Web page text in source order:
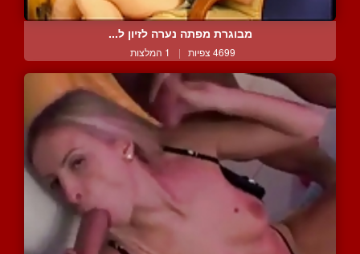
מבוגרת מפתה נערה לזיון ל...
4699 צפיות | 1 המלצות